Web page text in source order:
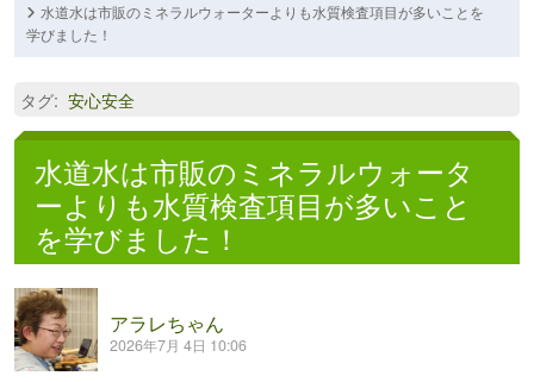
水道水は市販のミネラルウォーターよりも水質検査項目が多いことを
学びました！
タグ: 安心安全
水道水は市販のミネラルウォータ
ーよりも水質検査項目が多いこと
を学びました！
アラレちゃん
2026年7月 4日 10:06